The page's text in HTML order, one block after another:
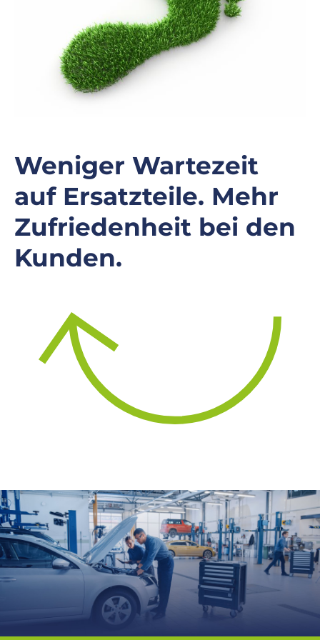
Weniger Wartezeit
auf Ersatzteile. Mehr
Zufriedenheit bei den
Kunden.